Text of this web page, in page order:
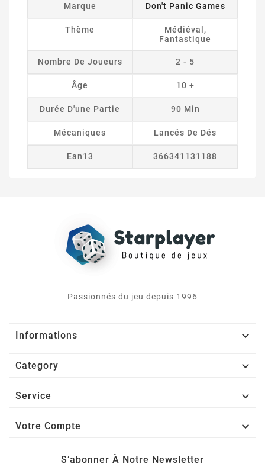
Marque Don't Panic Games
Thème
Médiéval,
Fantastique
Nombre De Joueurs 2 - 5
Âge 10 +
Durée D'une Partie 90 Min
Mécaniques Lancés De Dés
Ean13 366341131188
Passionnés du jeu depuis 1996
Informations 
Category 
Service 
Votre Compte 
S’abonner À Notre Newsletter